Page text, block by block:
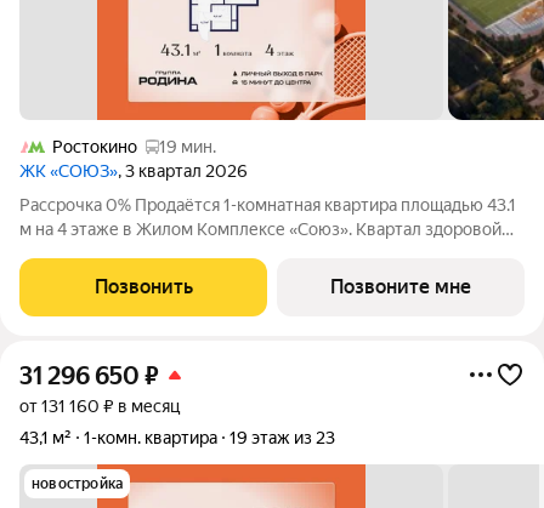
Ростокино
19 мин.
ЖК «СОЮЗ», 3 квартал 2026
Рассрочка 0% Продаётся 1-комнатная квартира площадью 43.1
м на 4 этаже в Жилом Комплексе «Союз». Квартал здоровой
олимпийских видов спорта: - Ледовая арена для хоккея и
фигурного катания, - Футбольные поля
Позвонить Позвоните мне
31 296 650 ₽
от 131 160 ₽ в месяц
43,1 м²
1-комн. квартира 19 этаж из 23
новостройка